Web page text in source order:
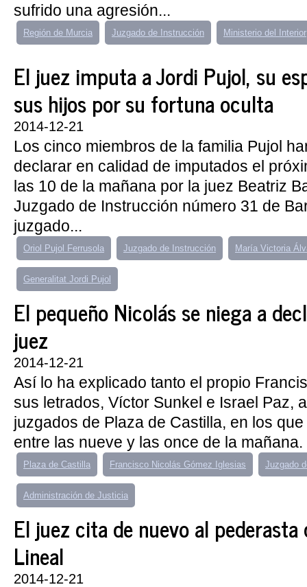
sufrido una agresión...
Región de Murcia Juzgado de Instrucción Ministerio del Interior
El juez imputa a Jordi Pujol, su
sus hijos por su fortuna oculta
2014-12-21
Los cinco miembros de la familia Pujol
declarar en calidad de imputados el
las 10 de la mañana por la juez Beatriz
Juzgado de Instrucción número 31 de
juzgado...
Oriol Pujol Ferrusola Juzgado de Instrucción María Victoria
Generalitat Jordi Pujol
El pequeño Nicolás se niega a
juez
2014-12-21
Así lo ha explicado tanto el propio
sus letrados, Víctor Sunkel e Israel Paz,
juzgados de Plaza de Castilla, en los
entre las nueve y las once de la
Plaza de Castilla Francisco Nicolás Gómez Iglesias Juzgado
Administración de Justicia
El juez cita de nuevo al pederasta
Lineal
2014-12-21